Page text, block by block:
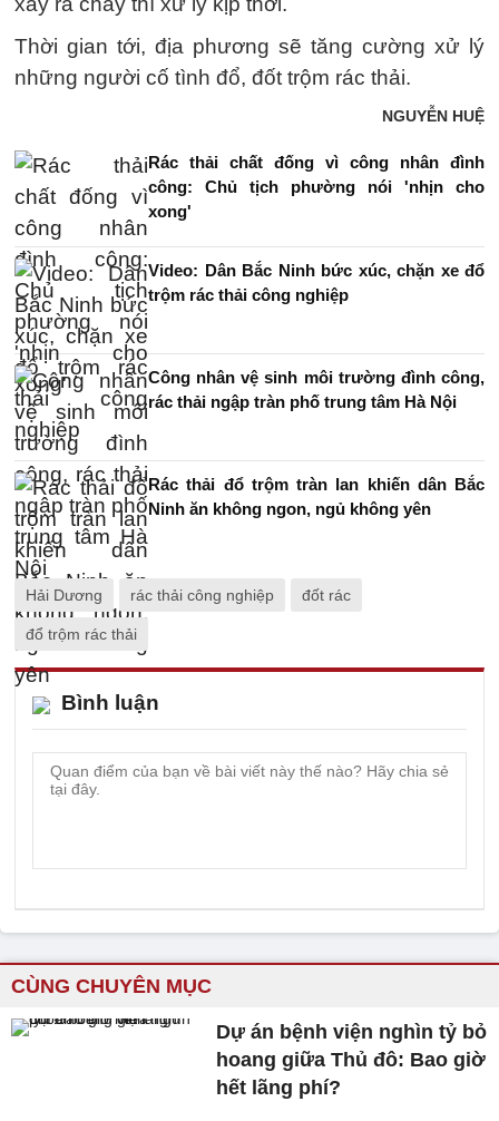
Thời gian tới, địa phương sẽ tăng cường xử lý
những người cố tình đổ, đốt trộm rác thải.
NGUYỄN HUỆ
Rác thải chất đống vì công nhân đình
công: Chủ tịch phường nói 'nhịn cho
xong'
Video: Dân Bắc Ninh bức xúc, chặn xe đổ
trộm rác thải công nghiệp
Công nhân vệ sinh môi trường đình công,
rác thải ngập tràn phố trung tâm Hà Nội
Rác thải đổ trộm tràn lan khiến dân Bắc
Ninh ăn không ngon, ngủ không yên
Hải Dương rác thải công nghiệp đốt rác
đổ trộm rác thải
Bình luận
CÙNG CHUYÊN MỤC
Dự án bệnh viện nghìn tỷ bỏ
hoang giữa Thủ đô: Bao giờ
hết lãng phí?